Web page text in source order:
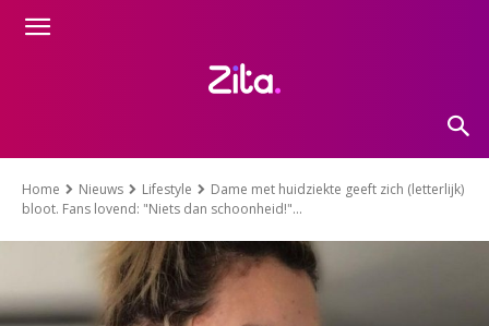
Home Nieuws Lifestyle
Dame met huidziekte geeft zich (letterlijk)
bloot. Fans lovend: "Niets dan schoonheid!"...